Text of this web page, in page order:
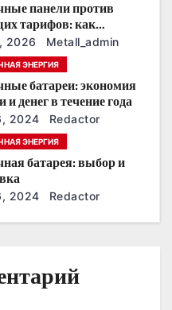
панели против
тарифов: как
в
годы
2026 Metall_admin
ЭНЕРГИЯ
батареи: экономия
и денег в течение года
2024 Redactor
ЭНЕРГИЯ
батарея: выбор и
2024 Redactor